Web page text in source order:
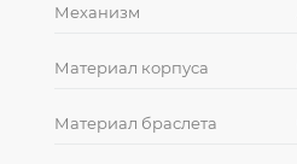
Механизм
Материал корпуса
Материал браслета